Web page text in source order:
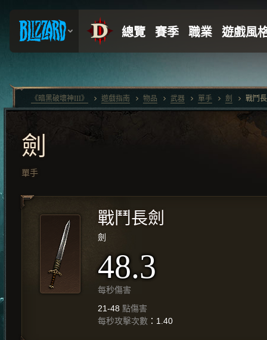
劍
單手
戰鬥長劍
劍
48.3
每秒傷害
21-48 點傷害
每秒攻擊次數 ：1.40
《暗黑破壞神III》 遊戲指南 物品 武器 單手 劍 戰鬥